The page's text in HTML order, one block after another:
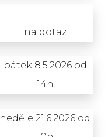
na dotaz
pátek 8.5.2026 od
14h
neděle 21.6.2026 od